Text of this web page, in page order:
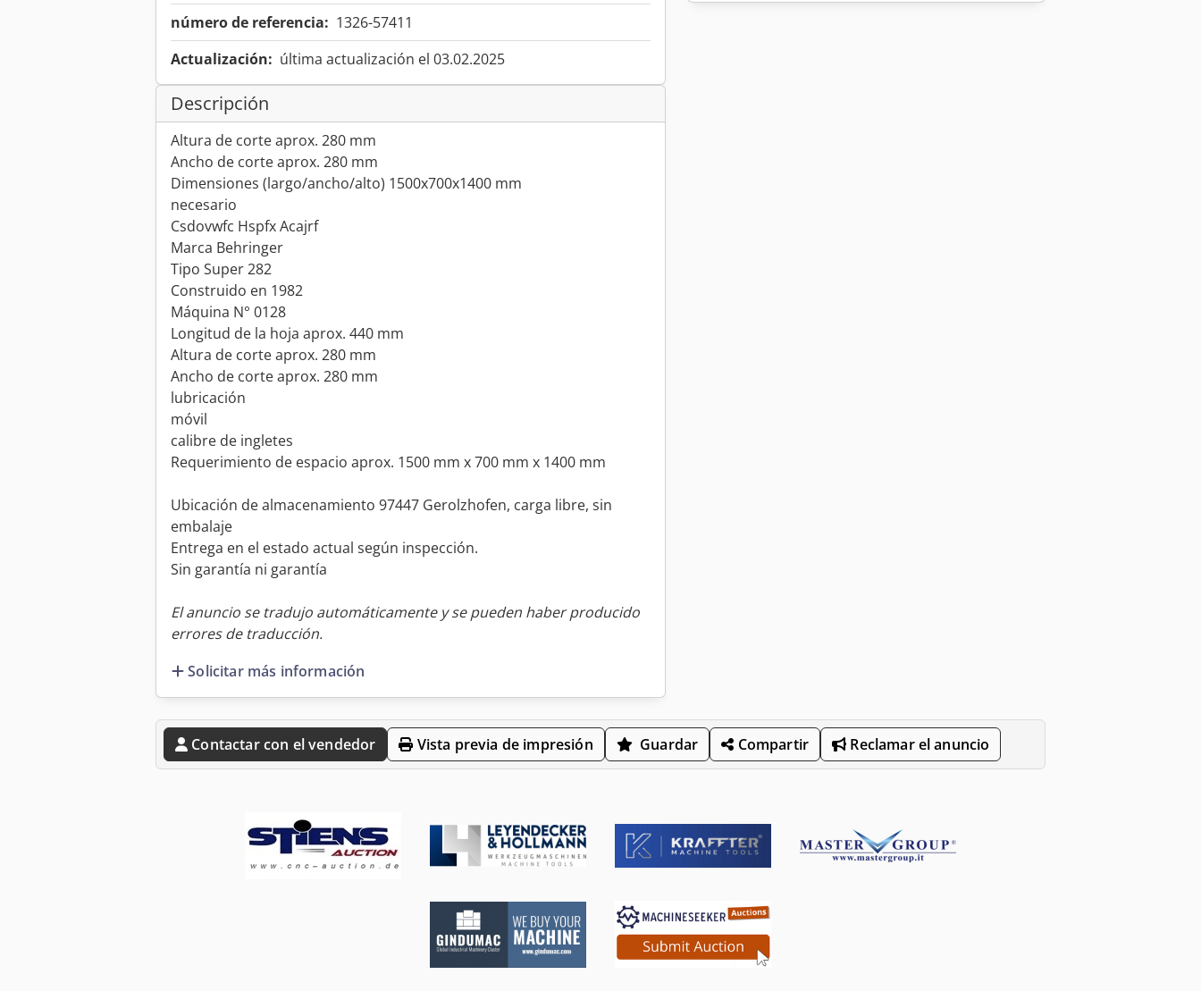
número de referencia: 1326-57411
Actualización: última actualización el 03.02.2025
Descripción
Altura de corte aprox. 280 mm
Ancho de corte aprox. 280 mm
Dimensiones (largo/ancho/alto) 1500x700x1400 mm
necesario
Csdovwfc Hspfx Acajrf
Marca Behringer
Tipo Super 282
Construido en 1982
Máquina N° 0128
Longitud de la hoja aprox. 440 mm
Altura de corte aprox. 280 mm
Ancho de corte aprox. 280 mm
lubricación
móvil
calibre de ingletes
Requerimiento de espacio aprox. 1500 mm x 700 mm x 1400 mm
Ubicación de almacenamiento 97447 Gerolzhofen, carga libre, sin
embalaje
Entrega en el estado actual según inspección.
Sin garantía ni garantía
El anuncio se tradujo automáticamente y se pueden haber producido
errores de traducción.
Solicitar más información
Contactar con el vendedor Vista previa de impresión Guardar Compartir Reclamar el anuncio